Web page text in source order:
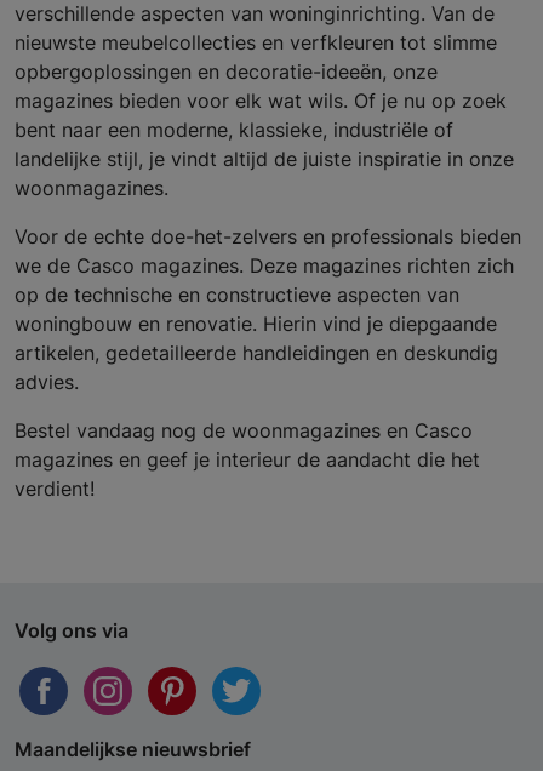
verschillende aspecten van woninginrichting. Van de
nieuwste meubelcollecties en verfkleuren tot slimme
opbergoplossingen en decoratie-ideeën, onze
magazines bieden voor elk wat wils. Of je nu op zoek
bent naar een moderne, klassieke, industriële of
landelijke stijl, je vindt altijd de juiste inspiratie in onze
woonmagazines.
Voor de echte doe-het-zelvers en professionals bieden
we de Casco magazines. Deze magazines richten zich
op de technische en constructieve aspecten van
woningbouw en renovatie. Hierin vind je diepgaande
artikelen, gedetailleerde handleidingen en deskundig
advies.
Bestel vandaag nog de woonmagazines en Casco
magazines en geef je interieur de aandacht die het
verdient!
Volg ons via
Maandelijkse nieuwsbrief